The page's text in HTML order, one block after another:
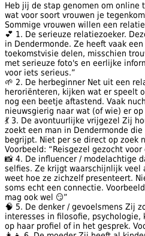
Heb jij de stap genomen om
wat voor soort vrouwen je
Sommige vrouwen willen een
💕 1. De serieuze relatiezoeker.
in Dendermonde. Ze heeft vaak
toekomstvisie delen, misschien
met serieuze foto's en eerlijke
voor iets serieus.”
🌱 2. De herbeginner Net uit een
heroriënteren, kijken wat er speelt
nog een beetje aftastend. Vaak
nieuwsgierig naar wat (of wie) er
💃 3. De avontuurlijke vrijgezel Zij
zoekt een man in Dendermonde
begrijpt. Niet per se direct op zoek
Voorbeeld: “Reisgezel gezocht
📸 4. De influencer / modelachtige
selfies. Ze krijgt waarschijnlijk veel
weet hoe ze zichzelf presenteert.
soms echt een connectie.
mag ook wel 😏”
🧠 5. De denker / gevoelsmens Zij
interesses in filosofie,
op haar profiel of in het gesprek.